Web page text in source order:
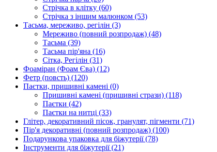
Стрічка в клітку (60)
Стрічка з іншим малюнком (53)
Тасьма, мереживо, регілін (3)
Мереживо (повний розпродаж) (48)
Тасьма (39)
Тасьма пір'яна (16)
Сітка, Регілін (31)
Фоаміран (Фоам Єва) (12)
Фетр (повсть) (120)
Паєтки, пришивні камені (0)
Пришивні камені (пришивні стрази) (118)
Паєтки (42)
Паєтки на нитці (33)
Глітер, декоративний пісок, гранулят, пігменти (71)
Пір'я декоративні (повний розпродаж) (100)
Подарункова упаковка для біжутерії(78)
Інструменти для біжутерії(21)